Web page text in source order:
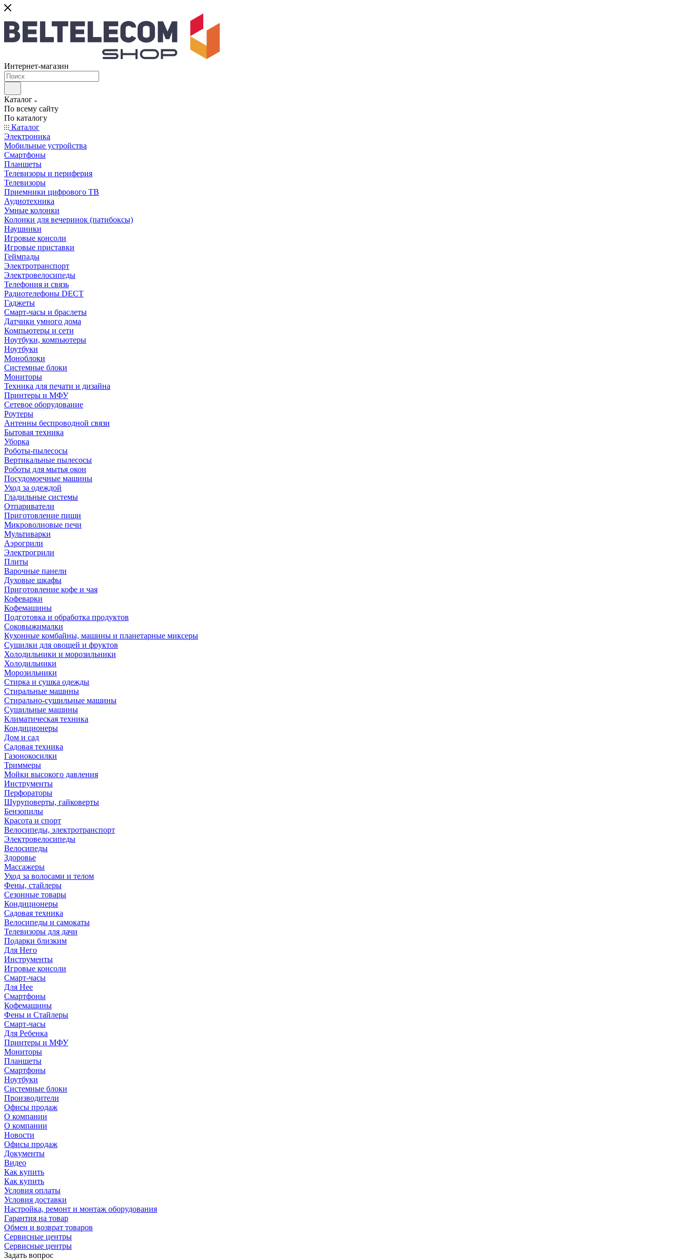
Интернет-магазин
Каталог
По всему сайту
По каталогу
Каталог
Электроника
Мобильные устройства
Смартфоны
Планшеты
Телевизоры и периферия
Телевизоры
Приемники цифрового ТВ
Аудиотехника
Умные колонки
Колонки для вечеринок (патибоксы)
Наушники
Игровые консоли
Игровые приставки
Геймпады
Электротранспорт
Электровелосипеды
Телефония и связь
Радиотелефоны DECT
Гаджеты
Смарт-часы и браслеты
Датчики умного дома
Компьютеры и сети
Ноутбуки, компьютеры
Ноутбуки
Моноблоки
Системные блоки
Мониторы
Техника для печати и дизайна
Принтеры и МФУ
Сетевое оборудование
Роутеры
Антенны беспроводной связи
Бытовая техника
Уборка
Роботы-пылесосы
Вертикальные пылесосы
Роботы для мытья окон
Посудомоечные машины
Уход за одеждой
Гладильные системы
Отпариватели
Приготовление пищи
Микроволновые печи
Мультиварки
Аэрогрили
Электрогрили
Плиты
Варочные панели
Духовые шкафы
Приготовление кофе и чая
Кофеварки
Кофемашины
Подготовка и обработка продуктов
Соковыжималки
Кухонные комбайны, машины и планетарные миксеры
Сушилки для овощей и фруктов
Холодильники и морозильники
Холодильники
Морозильники
Стирка и сушка одежды
Стиральные машины
Стирально-сушильные машины
Сушильные машины
Климатическая техника
Кондиционеры
Дом и сад
Садовая техника
Газонокосилки
Триммеры
Мойки высокого давления
Инструменты
Перфораторы
Шуруповерты, гайковерты
Бензопилы
Красота и спорт
Велосипеды, электротранспорт
Электровелосипеды
Велосипеды
Здоровье
Массажеры
Уход за волосами и телом
Фены, стайлеры
Сезонные товары
Кондиционеры
Садовая техника
Велосипеды и самокаты
Телевизоры для дачи
Подарки близким
Для Него
Инструменты
Игровые консоли
Смарт-часы
Для Нее
Смартфоны
Кофемашины
Фены и Стайлеры
Смарт-часы
Для Ребенка
Принтеры и МФУ
Мониторы
Планшеты
Смартфоны
Ноутбуки
Системные блоки
Производители
Офисы продаж
О компании
О компании
Новости
Офисы продаж
Документы
Видео
Как купить
Как купить
Условия оплаты
Условия доставки
Настройка, ремонт и монтаж оборудования
Гарантия на товар
Обмен и возврат товаров
Сервисные центры
Сервисные центры
Задать вопрос